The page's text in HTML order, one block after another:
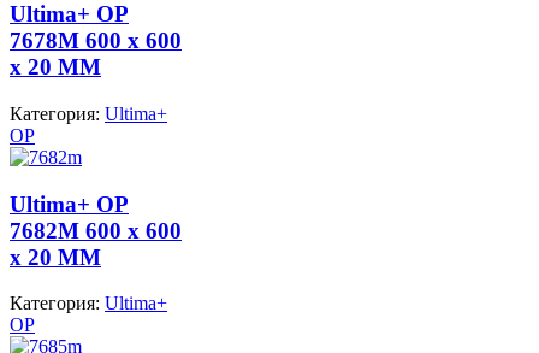
Ultima+ OP
7678M 600 x 600
x 20 MM
Категория: Ultima+
OP
Ultima+ OP
7682M 600 x 600
x 20 MM
Категория: Ultima+
OP